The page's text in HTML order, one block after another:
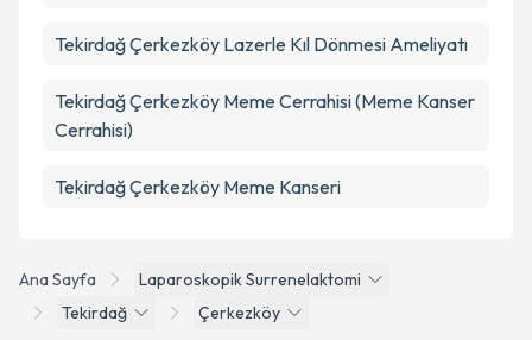
Ana Sayfa
Laparoskopik Surrenelaktomi
Tekirdağ
Çerkezköy
Tekirdağ Çerkezköy Lazerle Kıl Dönmesi Ameliyatı
Tekirdağ Çerkezköy Meme Cerrahisi (Meme Kanser
Cerrahisi)
Tekirdağ Çerkezköy Meme Kanseri